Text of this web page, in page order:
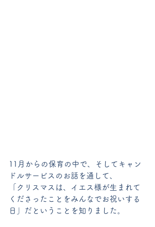
11月からの保育の中で、そしてキャン
ドルサービスのお話を通して、
「クリスマスは、イエス様が生まれて
くださったことをみんなでお祝いする
日」だということを知りました。